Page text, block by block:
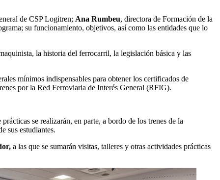
de CSP Logitren; Ana Rumbeu, directora de Formación de la
su funcionamiento, objetivos, así como las entidades que lo
la historia del ferrocarril, la legislación básica y las
mínimos indispensables para obtener los certificados de
por la Red Ferroviaria de Interés General (RFIG).
se realizarán, en parte, a bordo de los trenes de la
sus estudiantes.
a las que se sumarán visitas, talleres y otras actividades prácticas